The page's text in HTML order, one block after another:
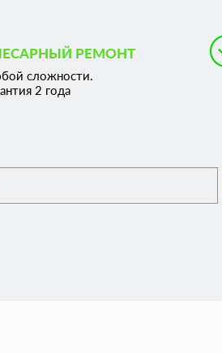
РЕМОНТ
сложности.
2 года